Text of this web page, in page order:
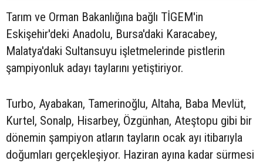
Tarım ve Orman Bakanlığına bağlı TİGEM'in
Eskişehir'deki Anadolu, Bursa'daki Karacabey,
Malatya'daki Sultansuyu işletmelerinde pistlerin
şampiyonluk adayı taylarını yetiştiriyor.
Turbo, Ayabakan, Tamerinoğlu, Altaha, Baba Mevlüt,
Kurtel, Sonalp, Hisarbey, Özgünhan, Ateştopu gibi bir
dönemin şampiyon atların tayların ocak ayı itibarıyla
doğumları gerçekleşiyor. Haziran ayına kadar sürmesi